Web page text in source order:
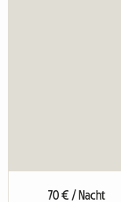
70 € / Nacht